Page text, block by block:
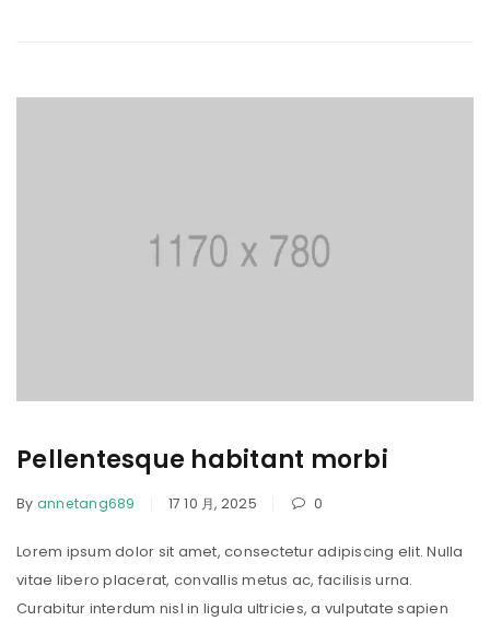
Pellentesque habitant morbi
By annetang689 17 10 月, 2025 0
Lorem ipsum dolor sit amet, consectetur adipiscing elit. Nulla
vitae libero placerat, convallis metus ac, facilisis urna.
Curabitur interdum nisl in ligula ultricies, a vulputate sapien